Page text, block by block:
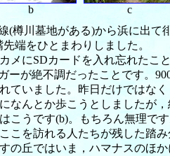
b c
(樽川墓地がある)から浜に出て
端をひとまわりしました。
メにSDカードを入れ忘れたこ
ーが絶不調だったことです。
ていました。昨日だけではな
なんとか歩こうとしましたが，
こうです(b)。もちろん無理で
こを訪れる人たちが残した踏
の丘ではいま，ハマナスのほ